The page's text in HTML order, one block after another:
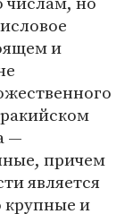
и
—
причем
является
крупные и